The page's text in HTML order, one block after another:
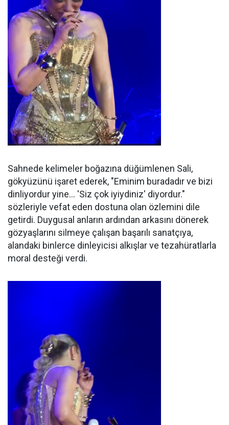
Sahnede kelimeler boğazına düğümlenen Sali,
gökyüzünü işaret ederek, "Eminim buradadır ve bizi
dinliyordur yine... 'Siz çok iyiydiniz' diyordur."
sözleriyle vefat eden dostuna olan özlemini dile
getirdi. Duygusal anların ardından arkasını dönerek
gözyaşlarını silmeye çalışan başarılı sanatçıya,
alandaki binlerce dinleyicisi alkışlar ve tezahüratlarla
moral desteği verdi.